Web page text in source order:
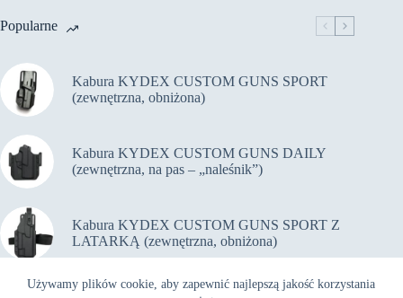
Używamy plików cookie, aby zapewnić najlepszą jakość korzystania
Popularne
Kabura KYDEX CUSTOM GUNS SPORT
(zewnętrzna, obniżona)
Kabura KYDEX CUSTOM GUNS DAILY
(zewnętrzna, na pas – „naleśnik”)
Kabura KYDEX CUSTOM GUNS SPORT Z
LATARKĄ (zewnętrzna, obniżona)